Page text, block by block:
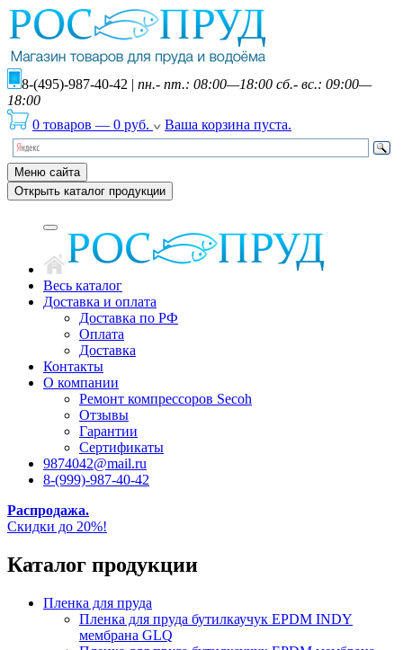
8-(495)-987-40-42 | пн.- пт.: 08:00—18:00 сб.- вс.: 09:00—
18:00
0 товаров — 0 руб. Ваша корзина пуста.
Меню сайта
Открыть каталог продукции
Весь каталог
Доставка и оплата
Доставка по РФ
Оплата
Доставка
Контакты
О компании
Ремонт компрессоров Secoh
Отзывы
Гарантии
Сертификаты
9874042@mail.ru
8-(999)-987-40-42
Распродажа.
Скидки до 20%!
Каталог продукции
Пленка для пруда
Пленка для пруда бутилкаучук EPDM INDY
мембрана GLQ